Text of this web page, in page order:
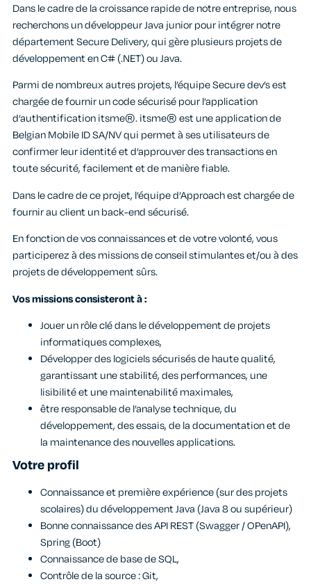
Dans le cadre de la croissance rapide de notre entreprise, nous
recherchons un développeur Java junior pour intégrer notre
département Secure Delivery, qui gère plusieurs projets de
développement en C# (.NET) ou Java.
Parmi de nombreux autres projets, l’équipe Secure dev’s est
chargée de fournir un code sécurisé pour l’application
d’authentification itsme®. itsme® est une application de
Belgian Mobile ID SA/NV qui permet à ses utilisateurs de
confirmer leur identité et d’approuver des transactions en
toute sécurité, facilement et de manière fiable.
Dans le cadre de ce projet, l’équipe d’Approach est chargée de
fournir au client un back-end sécurisé.
En fonction de vos connaissances et de votre volonté, vous
participerez à des missions de conseil stimulantes et/ou à des
projets de développement sûrs.
Vos missions consisteront à :
Jouer un rôle clé dans le développement de projets
informatiques complexes,
Développer des logiciels sécurisés de haute qualité,
garantissant une stabilité, des performances, une
lisibilité et une maintenabilité maximales,
être responsable de l’analyse technique, du
développement, des essais, de la documentation et de
la maintenance des nouvelles applications.
Votre profil
Connaissance et première expérience (sur des projets
scolaires) du développement Java (Java 8 ou supérieur)
Bonne connaissance des API REST (Swagger / OPenAPI),
Spring (Boot)
Connaissance de base de SQL,
Contrôle de la source : Git,